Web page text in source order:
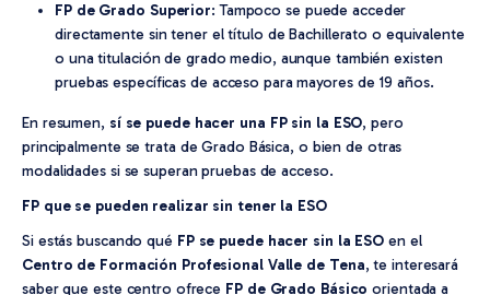
FP de Grado Superior: Tampoco se puede acceder
directamente sin tener el título de Bachillerato o equivalente
o una titulación de grado medio, aunque también existen
pruebas específicas de acceso para mayores de 19 años.
En resumen, sí se puede hacer una FP sin la ESO, pero
principalmente se trata de Grado Básica, o bien de otras
modalidades si se superan pruebas de acceso.
FP que se pueden realizar sin tener la ESO
Si estás buscando qué FP se puede hacer sin la ESO en el
Centro de Formación Profesional Valle de Tena, te interesará
saber que este centro ofrece FP de Grado Básico orientada a